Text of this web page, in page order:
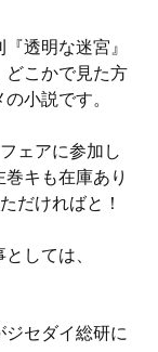
透明な迷宮』
どこかで見た方
小説です。
ェアに参加し
キも在庫あり
だければと！
しては、
ジセダイ総研に